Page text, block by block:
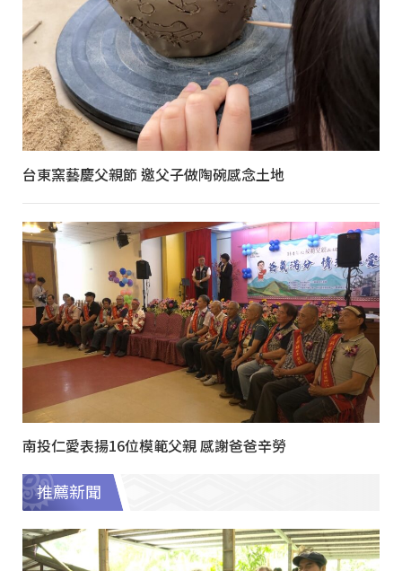
台東窯藝慶父親節 邀父子做陶碗感念土地
南投仁愛表揚16位模範父親 感謝爸爸辛勞
推薦新聞